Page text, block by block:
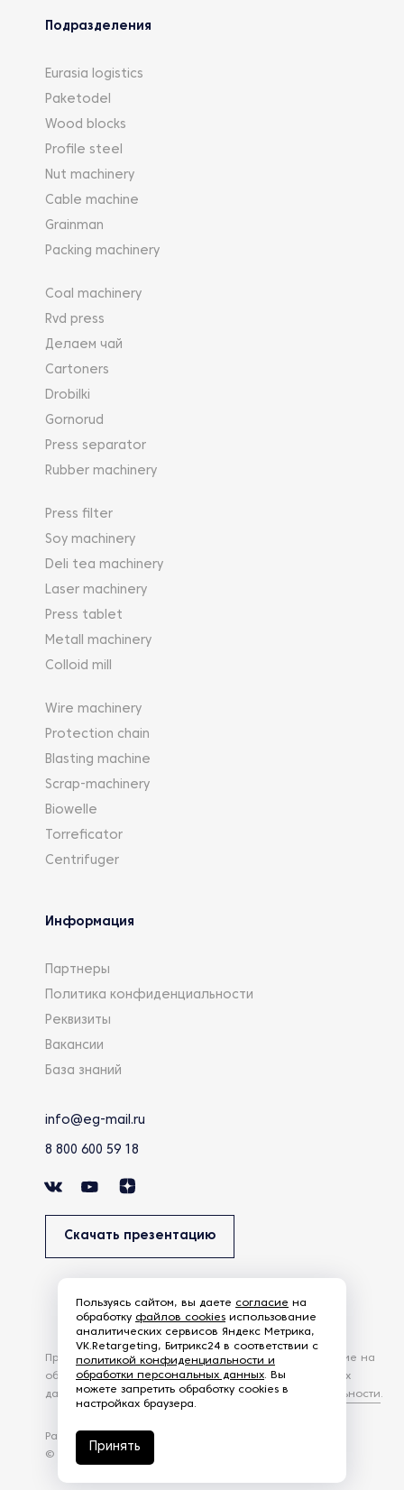
Подразделения
Eurasia logistics
Paketodel
Wood blocks
Profile steel
Nut machinery
Cable machine
Grainman
Packing machinery
Coal machinery
Rvd press
Делаем чай
Cartoners
Drobilki
Gornorud
Press separator
Rubber machinery
Press filter
Soy machinery
Deli tea machinery
Laser machinery
Press tablet
Metall machinery
Colloid mill
Wire machinery
Protection chain
Blasting machine
Scrap-machinery
Biowelle
Torreficator
Centrifuger
Информация
Партнеры
Политика конфиденциальности
Реквизиты
Вакансии
База знаний
info@eg-mail.ru
8 800 600 59 18
Скачать презентацию
Разработка сайта —
© 2026 – Eurasia Group. Все права защищены
Продолжая использовать наш сайт, вы даете согласие на
обработку файлов Cookies и других пользовательских
данных, в соответствии сПолитикой конфиденциальности.
Пользуясь сайтом, вы даете согласие на
обработку файлов cookies использование
аналитических сервисов Яндекс Метрика,
VK.Retargeting, Битрикс24 в соответствии с
политикой конфиденциальности и
обработки персональных данных. Вы
можете запретить обработку cookies в
настройках браузера.
Принять